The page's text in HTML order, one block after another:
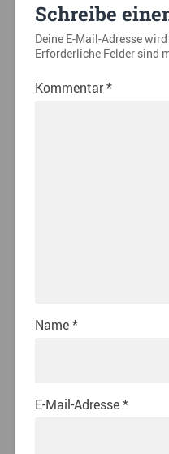
Schreibe
Deine E-Mail-Adresse
Erforderliche Felder sind
Kommentar*
Name*
E-Mail-Adresse*